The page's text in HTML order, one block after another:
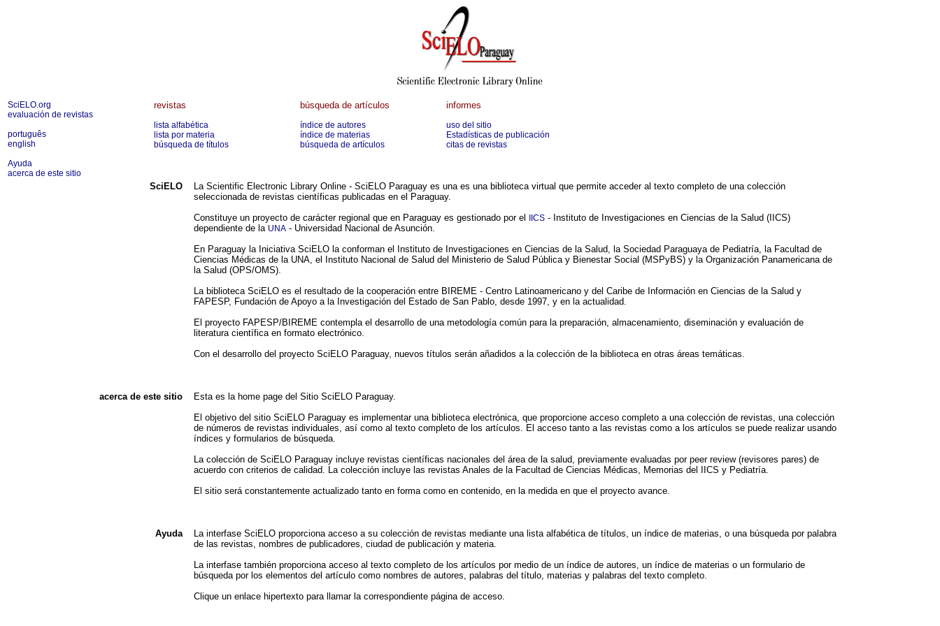
SciELO.org
evaluación de revistas
português
english
Ayuda
acerca de este sitio
revistas
lista alfabética
lista por materia
búsqueda de títulos
búsqueda de artículos
índice de autores
índice de materias
búsqueda de artículos
informes
uso del sitio
Estadísticas de publicación
citas de revistas
SciELO
La Scientific Electronic Library Online - SciELO Paraguay es una es una biblioteca virtual que permite acceder al texto completo de una colección
seleccionada de revistas científicas publicadas en el Paraguay.
Constituye un proyecto de carácter regional que en Paraguay es gestionado por el
IICS - Instituto de Investigaciones en Ciencias de la Salud (IICS)
dependiente de la UNA - Universidad Nacional de Asunción.
En Paraguay la Iniciativa SciELO la conforman el Instituto de Investigaciones en Ciencias de la Salud, la Sociedad Paraguaya de Pediatría, la Facultad de
Ciencias Médicas de la UNA, el Instituto Nacional de Salud del Ministerio de Salud Pública y Bienestar Social (MSPyBS) y la Organización Panamericana de
la Salud (OPS/OMS).
La biblioteca SciELO es el resultado de la cooperación entre BIREME - Centro Latinoamericano y del Caribe de Información en Ciencias de la Salud y
FAPESP, Fundación de Apoyo a la Investigación del Estado de San Pablo, desde 1997, y en la actualidad.
El proyecto FAPESP/BIREME contempla el desarrollo de una metodología común para la preparación, almacenamiento, diseminación y evaluación de
literatura científica en formato electrónico.
Con el desarrollo del proyecto SciELO Paraguay, nuevos títulos serán añadidos a la colección de la biblioteca en otras áreas temáticas.
acerca de este sitio
Esta es la home page del Sitio SciELO Paraguay.
El objetivo del sitio SciELO Paraguay es implementar una biblioteca electrónica, que proporcione acceso completo a una colección de revistas, una colección
de números de revistas individuales, así como al texto completo de los artículos. El acceso tanto a las revistas como a los artículos se puede realizar usando
índices y formularios de búsqueda.
La colección de SciELO Paraguay incluye revistas científicas nacionales del área de la salud, previamente evaluadas por peer review (revisores pares) de
acuerdo con criterios de calidad. La colección incluye las revistas Anales de la Facultad de Ciencias Médicas, Memorias del IICS y Pediatría.
El sitio será constantemente actualizado tanto en forma como en contenido, en la medida en que el proyecto avance.
Ayuda
La interfase SciELO proporciona acceso a su colección de revistas mediante una lista alfabética de títulos, un índice de materias, o una búsqueda por palabra
de las revistas, nombres de publicadores, ciudad de publicación y materia.
La interfase también proporciona acceso al texto completo de los artículos por medio de un índice de autores, un índice de materias o un formulario de
búsqueda por los elementos del artículo como nombres de autores, palabras del título, materias y palabras del texto completo.
Clique un enlace hipertexto para llamar la correspondiente página de acceso.